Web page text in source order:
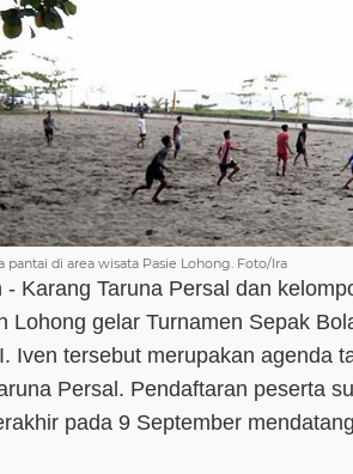
pantai di area wisata Pasie Lohong. Foto/Ira
- Karang Taruna Persal dan
Lohong gelar Turnamen Sepak
Iven tersebut merupakan agenda
Persal. Pendaftaran peserta
pada 9 September